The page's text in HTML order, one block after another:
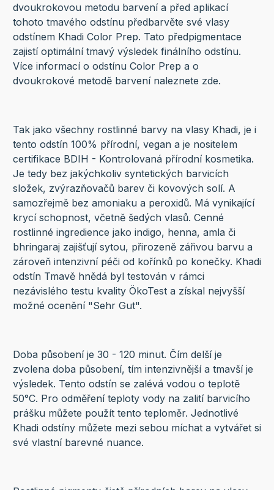
dvoukrokovou metodu barvení a před aplikací
tohoto tmavého odstínu předbarvěte své vlasy
odstínem Khadi Color Prep. Tato předpigmentace
zajistí optimální tmavý výsledek finálního odstínu.
Více informací o odstínu Color Prep a o
dvoukrokové metodě barvení naleznete zde.
Tak jako všechny rostlinné barvy na vlasy Khadi, je i
tento odstín 100% přírodní, vegan a je nositelem
certifikace BDIH - Kontrolovaná přírodní kosmetika.
Je tedy bez jakýchkoliv syntetických barvicích
složek, zvýrazňovačů barev či kovových solí. A
samozřejmě bez amoniaku a peroxidů. Má vynikající
krycí schopnost, včetně šedých vlasů. Cenné
rostlinné ingredience jako indigo, henna, amla či
bhringaraj zajišťují sytou, přirozeně zářivou barvu a
zároveň intenzivní péči od kořínků po konečky. Khadi
odstín Tmavě hnědá byl testován v rámci
nezávislého testu kvality ÖkoTest a získal nejvyšší
možné ocenění "Sehr Gut".
Doba působení je 30 - 120 minut. Čím delší je
zvolena doba působení, tím intenzivnější a tmavší je
výsledek. Tento odstín se zalévá vodou o teplotě
50°C. Pro odměření teploty vody na zalití barvicího
prášku můžete použít tento teploměr. Jednotlivé
Khadi odstíny můžete mezi sebou míchat a vytvářet si
své vlastní barevné nuance.